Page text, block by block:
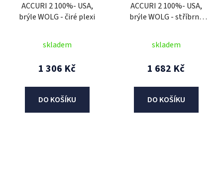
ACCURI 2 100%- USA,
brýle WOLG - čiré plexi
skladem
1 306 Kč
DO KOŠÍKU
ACCURI 2 100%- USA,
brýle WOLG - stříbrné
skladem
1 682 Kč
DO KOŠÍKU